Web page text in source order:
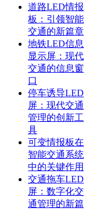
道路LED情报
板：引领智能
交通的新篇章
地铁LED信息
显示屏：现代
交通的信息窗
口
停车诱导LED
屏：现代交通
管理的创新工
具
可变情报板在
智能交通系统
中的关键作用
交通拖车LED
屏：数字化交
通管理的新篇